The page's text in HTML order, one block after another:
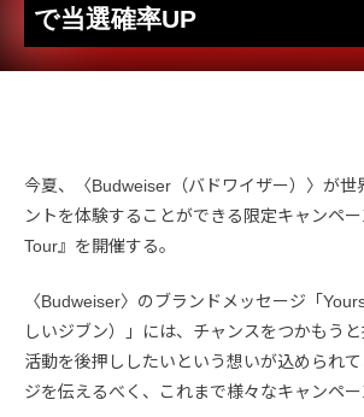
で当選確率UP
今夏、〈Budweiser（バドワイザー）〉が世
ントを体験することができる限定キャンペ
Tour』を開催する。
〈Budweiser〉のブランドメッセージ「
しいジブン）」には、チャンスをつかもう
活動を後押ししたいという想いが込められ
ジを伝えるべく、これまで様々なキャンペー